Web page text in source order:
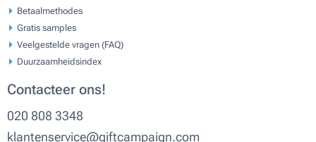
Betaalmethodes
Gratis samples
Veelgestelde vragen (FAQ)
Duurzaamheidsindex
Contacteer ons!
020 808 3348
klantenservice@giftcampaign.com